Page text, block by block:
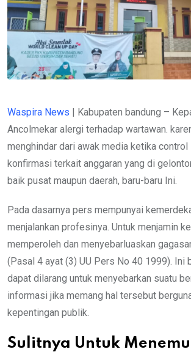
Waspira News | Kabupaten bandung –
Ancolmekar alergi terhadap wartawan.
menghindar dari awak media ketika
konfirmasi terkait anggaran yang di
baik pusat maupun daerah, baru-baru Ini.
Pada dasarnya pers mempunyai
menjalankan profesinya. Untuk menjamin
memperoleh dan menyebarluaskan
(Pasal 4 ayat (3) UU Pers No 40 1999). Ini
dapat dilarang untuk menyebarkan suatu
informasi jika memang hal tersebut
kepentingan publik.
Sulitnya Untuk